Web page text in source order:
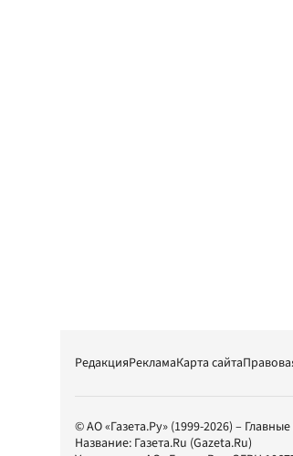
РедакцияРекламаКарта сайта
© АО «Газета.Ру» (1999-2026) –
Название: Газета.Ru (Gazeta.Ru)